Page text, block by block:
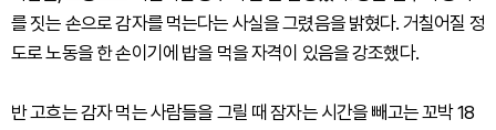
를 짓는 손으로 감자를 먹는다는 사실을 그렸음을 밝혔다. 거칠어질 정
도로 노동을 한 손이기에 밥을 먹을 자격이 있음을 강조했다.
반 고흐는 감자 먹는 사람들을 그릴 때 잠자는 시간을 빼고는 꼬박 18